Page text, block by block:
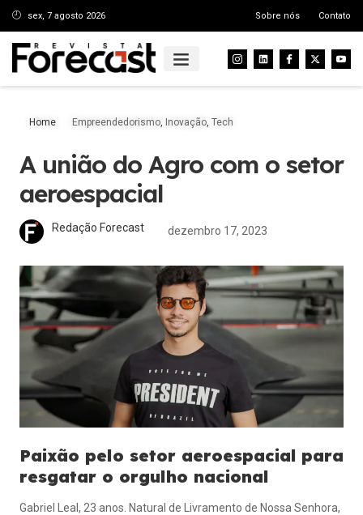
sex, 7 agosto 2026 Sobre nós Contato
Home Empreendedorismo, Inovação, Tech
A união do Agro com o setor
aeroespacial
Redação Forecast dezembro 17, 2023
Paixão pelo setor aeroespacial para
resgatar o orgulho nacional
Gabriel Leal, 23 anos. Natural de Livramento de Nossa Senhora,